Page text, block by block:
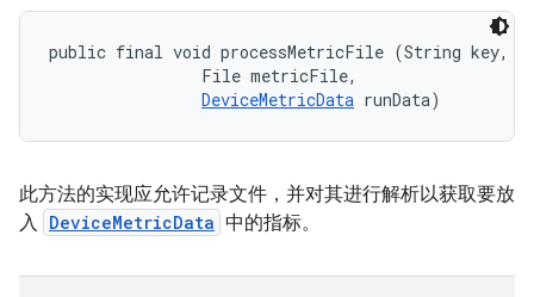
public final void processMetricFile (String key,
                File metricFile,
DeviceMetricData runData)
此方法的实现应允许记录文件，并对其进行解析以获取要放
入 DeviceMetricData 中的指标。